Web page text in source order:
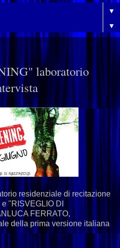
▼
▼
laboratorio
residenziale di recitazione
"RISVEGLIO DI
FERRATO,
della prima versione italiana